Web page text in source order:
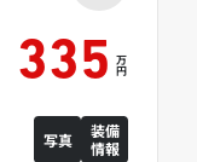
335 万
円
写真
装備
情報